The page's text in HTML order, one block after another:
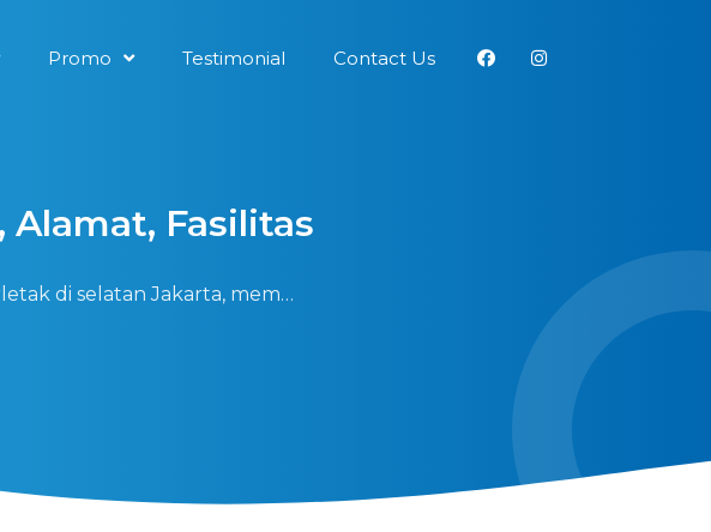
Promo Testimonial Contact Us
Alamat, Fasilitas
di selatan Jakarta, mem…